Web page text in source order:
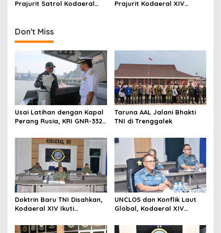
n
Prajurit Satrol Kodaeral
Prajurit Kodaeral XIV
Don't Miss
Usai Latihan dengan Kapal
Perang Rusia, KRI GNR-332
Angkatan Laut Jepang
Taruna AAL Jalani Bhakti
TNI di Trenggalek
Doktrin Baru TNI Disahkan,
Kodaeral XIV Ikuti
Nusantara Secara Virtual
UNCLOS dan Konflik Laut
Global, Kodaeral XIV
Strategis Kemlu-TNI AL